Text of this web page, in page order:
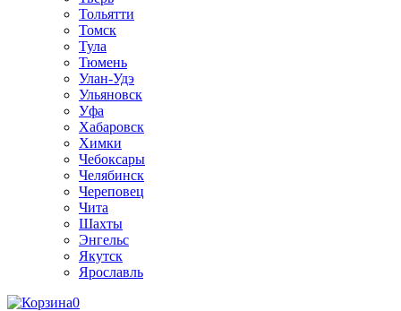
Тольятти
Томск
Тула
Тюмень
Улан-Удэ
Ульяновск
Уфа
Хабаровск
Химки
Чебоксары
Челябинск
Череповец
Чита
Шахты
Энгельс
Якутск
Ярославль
0